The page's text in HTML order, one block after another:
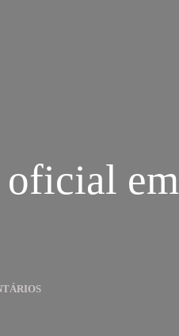
oficial em
EM